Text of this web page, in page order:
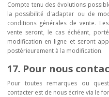
Compte tenu des évolutions
la possibilité d'adapter ou de
conditions générales de vente.
vente seront, le cas échéant,
modification en ligne et seront
postérieurement à la modification.
17. Pour nous
Pour toutes remarques ou
contacter est de nous écrire via le